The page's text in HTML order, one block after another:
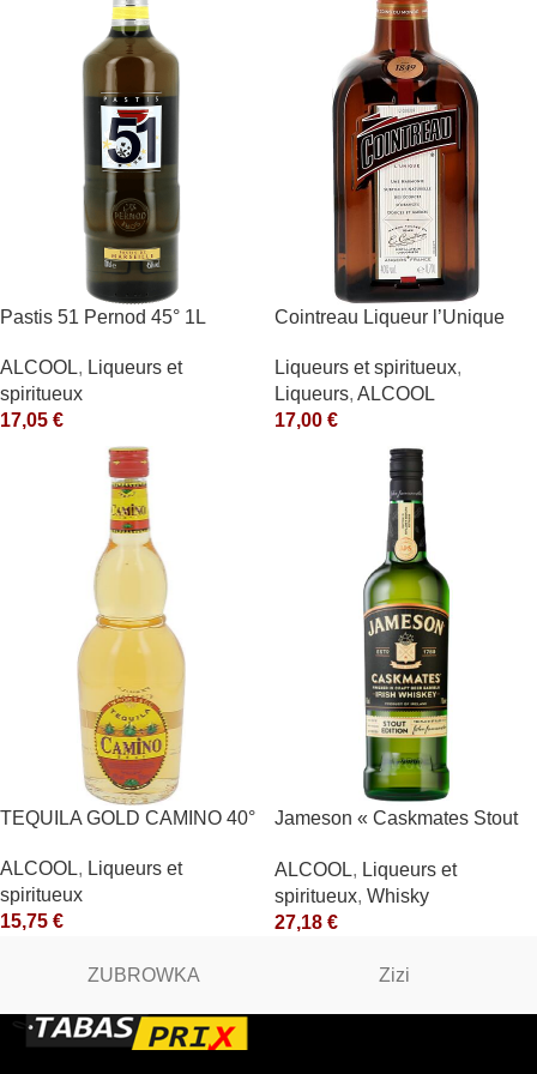
Pastis 51 Pernod 45° 1L
ALCOOL, Liqueurs et
spiritueux
17,05 €
Cointreau Liqueur l’Unique
Liqueurs et spiritueux,
Liqueurs, ALCOOL
17,00 €
TEQUILA GOLD CAMINO 40°
ALCOOL, Liqueurs et
spiritueux
15,75 €
Jameson « Caskmates Stout
ALCOOL, Liqueurs et
spiritueux, Whisky
27,18 €
ZUBROWKA Zizi